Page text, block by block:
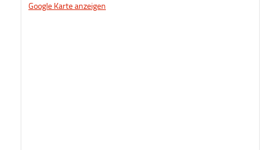
Google Karte anzeigen